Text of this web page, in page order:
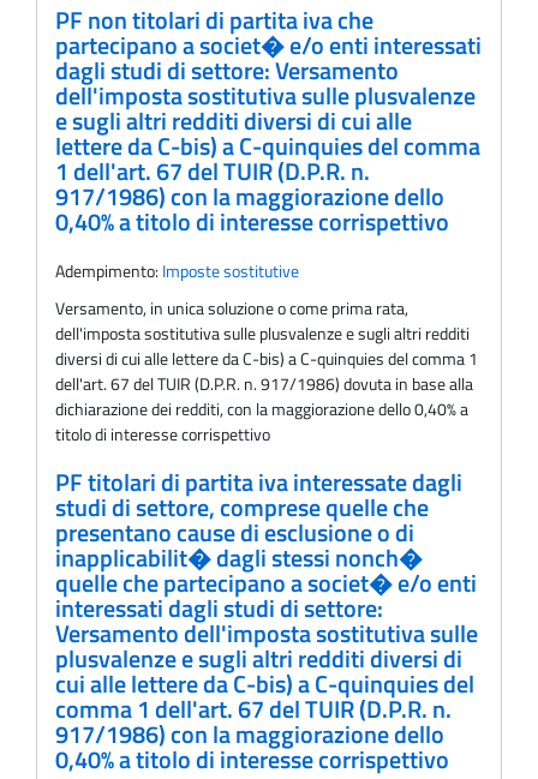
PF non titolari di partita iva che
partecipano a societ� e/o enti interessati
dagli studi di settore: Versamento
dell'imposta sostitutiva sulle plusvalenze
e sugli altri redditi diversi di cui alle
lettere da C-bis) a C-quinquies del comma
1 dell'art. 67 del TUIR (D.P.R. n.
917/1986) con la maggiorazione dello
0,40% a titolo di interesse corrispettivo
Adempimento: Imposte sostitutive
Versamento, in unica soluzione o come prima rata,
dell'imposta sostitutiva sulle plusvalenze e sugli altri redditi
diversi di cui alle lettere da C-bis) a C-quinquies del comma 1
dell'art. 67 del TUIR (D.P.R. n. 917/1986) dovuta in base alla
dichiarazione dei redditi, con la maggiorazione dello 0,40% a
titolo di interesse corrispettivo
PF titolari di partita iva interessate dagli
studi di settore, comprese quelle che
presentano cause di esclusione o di
inapplicabilit� dagli stessi nonch�
quelle che partecipano a societ� e/o enti
interessati dagli studi di settore:
Versamento dell'imposta sostitutiva sulle
plusvalenze e sugli altri redditi diversi di
cui alle lettere da C-bis) a C-quinquies del
comma 1 dell'art. 67 del TUIR (D.P.R. n.
917/1986) con la maggiorazione dello
0,40% a titolo di interesse corrispettivo